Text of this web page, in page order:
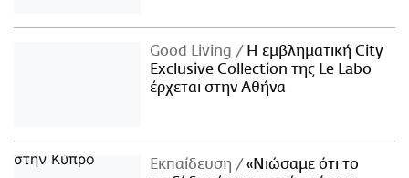
Good Living
Η εμβληματική City
Exclusive Collection της Le Labo
έρχεται στην Αθήνα
Εκπαίδευση
«Νιώσαμε ότι το